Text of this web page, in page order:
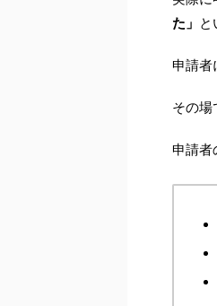
た」 と
申請者
その場
申請者